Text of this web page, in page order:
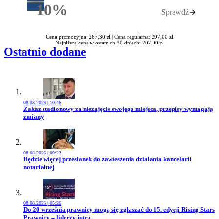
10%Rabatu Sprawdź
Cena promocyjna: 267,30 zł | Cena regularna: 297,00 zł
Najniższa cena w ostatnich 30 dniach: 207,90 zł
Ostatnio dodane
08.08.2026 | 10:46
Przejdź do artykułu:
Zakaz stadionowy za niezajęcie swojego miejsca, przepisy wymagają
zmiany
08.08.2026 | 09:23
Przejdź do artykułu:
Będzie więcej przesłanek do zawieszenia działania kancelarii
notarialnej
08.08.2026 | 05:26
Przejdź do artykułu:
Do 20 września prawnicy mogą się zgłaszać do 15. edycji Rising Stars
Prawnicy – liderzy jutra